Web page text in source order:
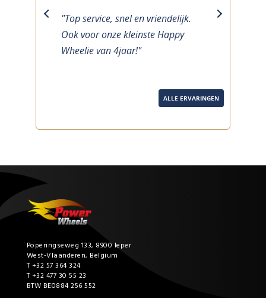
"Top service, snel en vriendelijk.
Ook voor onze kleinste Happy
Wheelie van 4jaar!"
previous next
ALLE ERVARINGEN
Poperingseweg 133, 8900 Ieper
West-Vlaanderen, Belgium
T +32 57 364 324
T +32 477 30 55 23
BTW BE0884 256 552